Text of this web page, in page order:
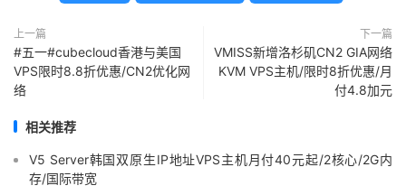
上一篇
#五一#cubecloud香港与美国
VPS限时8.8折优惠/CN2优化网
络
下一篇
VMISS新增洛杉矶CN2 GIA网络
KVM VPS主机/限时8折优惠/月
付4.8加元
相关推荐
V5 Server韩国双原生IP地址VPS主机月付40元起/2核心/2G内
存/国际带宽